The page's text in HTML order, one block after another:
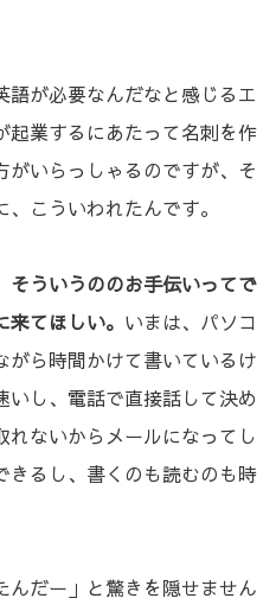
語が必要なんだなと感じるエ
起業するにあたって名刺を作
がいらっしゃるのですが、そ
こういわれたんです。
そういうののお手伝いってで
てほしい。 いまは、パソコ
がら時間かけて書いているけ
いし、電話で直接話して決め
れないからメールになってし
きるし、書くのも読むのも時
んだー」と驚きを隠せません